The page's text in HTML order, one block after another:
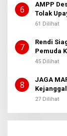
6
AMPP
Tolak
61 Dilihat
7
Rendi
Pemuda
Sembiring
45 Dilihat
8
JAGA
27 Dilihat